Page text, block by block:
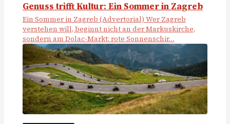
Genuss trifft Kultur: Ein Sommer in Zagreb
Ein Sommer in Zagreb (Advertorial) Wer Zagreb
verstehen will, beginnt nicht an der Markuskirche,
sondern am Dolac-Markt: rote Sonnenschir…